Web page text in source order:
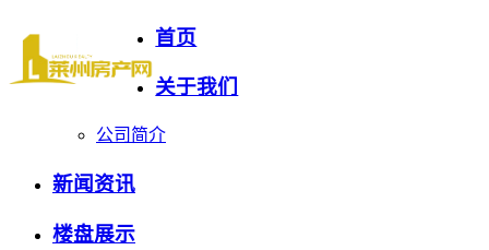
首页
关于我们
公司简介
新闻资讯
楼盘展示